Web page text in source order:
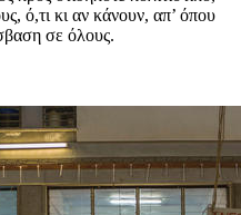
ό,τι κι αν κάνουν, απ’ όπου
σε όλους.